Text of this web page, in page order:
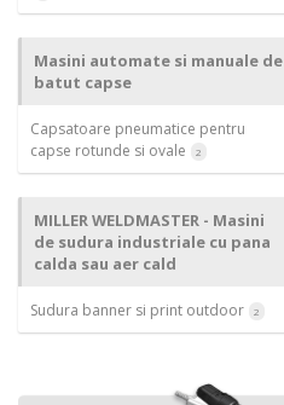
Masini automate si manuale de
batut capse
Capsatoare pneumatice pentru
capse rotunde si ovale
2
MILLER WELDMASTER - Masini
de sudura industriale cu pana
calda sau aer cald
Sudura banner si print outdoor 2